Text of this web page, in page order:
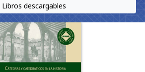
Libros descargables